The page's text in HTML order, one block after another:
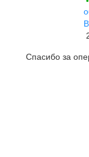
Спасибо за